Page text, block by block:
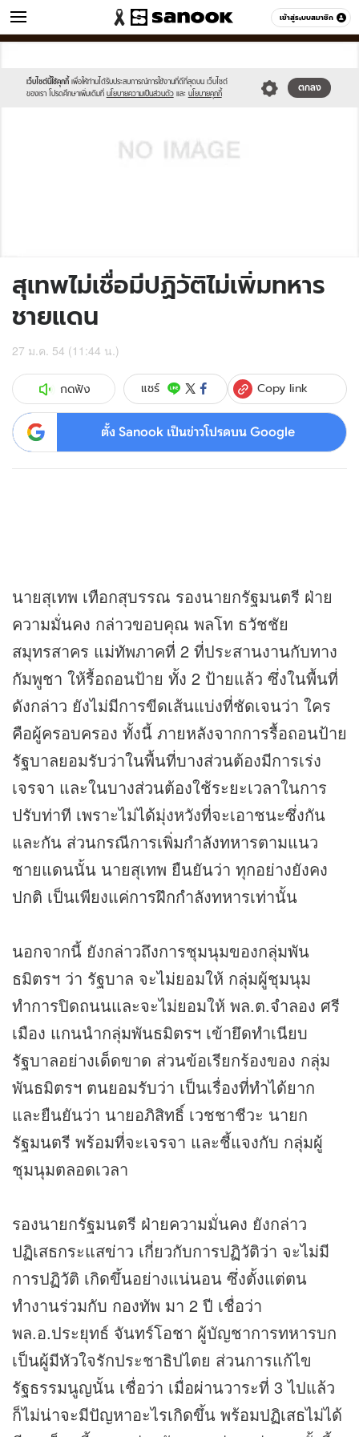
เข้าสู่ระบบสมาชิก
ข่าว หมวดอื่นๆ
เว็บไซต์นี้ใช้คุกกี้ เพื่อให้ท่านได้รับประสบการณ์การใช้งานที่ดีที่สุดบน เว็บไซต์
ของเรา โปรดศึกษาเพิ่มเติมที่ นโยบายความเป็นส่วนตัว และ นโยบายคุกกี้
ตกลง
sanook.png
image.jpg
สุเทพไม่เชื่อมีปฏิวัติไม่เพิ่มทหาร
ชายแดน
27 ม.ค. 54 (11:44 น.)
กดฟัง แชร์ Copy link
ตั้ง Sanook เป็นข่าวโปรดบน Google
นายสุเทพ เทือกสุบรรณ รองนายกรัฐมนตรี ฝ่าย
ความมั่นคง กล่าวขอบคุณ พลโท ธวัชชัย
สมุทรสาคร แม่ทัพภาคที่ 2 ที่ประสานงานกับทาง
กัมพูชา ให้รื้อถอนป้าย ทั้ง 2 ป้ายแล้ว ซึ่งในพื้นที่
ดังกล่าว ยังไม่มีการขีดเส้นแบ่งที่ชัดเจนว่า ใคร
คือผู้ครอบครอง ทั้งนี้ ภายหลังจากการรื้อถอนป้าย
รัฐบาลยอมรับว่าในพื้นที่บางส่วนต้องมีการเร่ง
เจรจา และในบางส่วนต้องใช้ระยะเวลาในการ
ปรับท่าที เพราะไม่ได้มุ่งหวังที่จะเอาชนะซึ่งกัน
และกัน ส่วนกรณีการเพิ่มกำลังทหารตามแนว
ชายแดนนั้น นายสุเทพ ยืนยันว่า ทุกอย่างยังคง
ปกติ เป็นเพียงแค่การฝึกกำลังทหารเท่านั้น
นอกจากนี้ ยังกล่าวถึงการชุมนุมของกลุ่มพัน
ธมิตรฯ ว่า รัฐบาล จะไม่ยอมให้ กลุ่มผู้ชุมนุม
ทำการปิดถนนและจะไม่ยอมให้ พล.ต.จำลอง ศรี
เมือง แกนนำกลุ่มพันธมิตรฯ เข้ายึดทำเนียบ
รัฐบาลอย่างเด็ดขาด ส่วนข้อเรียกร้องของ กลุ่ม
พันธมิตรฯ ตนยอมรับว่า เป็นเรื่องที่ทำได้ยาก
และยืนยันว่า นายอภิสิทธิ์ เวชชาชีวะ นายก
รัฐมนตรี พร้อมที่จะเจรจา และชี้แจงกับ กลุ่มผู้
ชุมนุมตลอดเวลา
รองนายกรัฐมนตรี ฝ่ายความมั่นคง ยังกล่าว
ปฏิเสธกระแสข่าว เกี่ยวกับการปฏิวัติว่า จะไม่มี
การปฏิวัติ เกิดขึ้นอย่างแน่นอน ซึ่งตั้งแต่ตน
ทำงานร่วมกับ กองทัพ มา 2 ปี เชื่อว่า
พล.อ.ประยุทธ์ จันทร์โอชา ผู้บัญชาการทหารบก
เป็นผู้มีหัวใจรักประชาธิปไตย ส่วนการแก้ไข
รัฐธรรมนูญนั้น เชื่อว่า เมื่อผ่านวาระที่ 3 ไปแล้ว
ก็ไม่น่าจะมีปัญหาอะไรเกิดขึ้น พร้อมปฏิเสธไม่ได้